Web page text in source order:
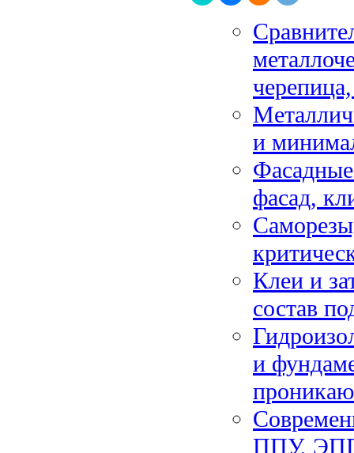
и
фасад,
Клеи и
состав
и
ППУ,